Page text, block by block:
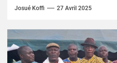
rythme de PÂQUINOU...
Josué Koffi 27 Avril 2025